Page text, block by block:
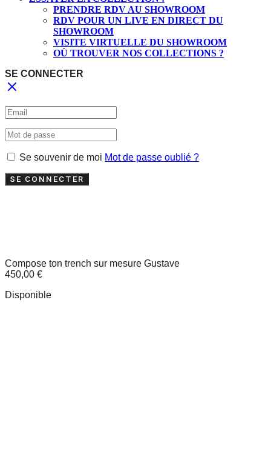
PRENDRE RDV AU SHOWROOM
RDV POUR UN LIVE EN DIRECT DU
SHOWROOM
VISITE VIRTUELLE DU SHOWROOM
OÙ TROUVER NOS COLLECTIONS ?
SE CONNECTER
Se souvenir de moi Mot de passe oublié ?
SE CONNECTER
Compose ton trench sur mesure Gustave
450,00 €
Disponible